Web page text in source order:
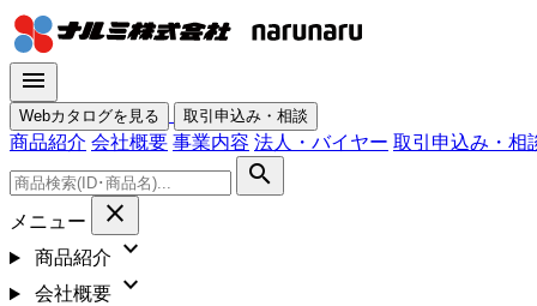
menu
Webカタログを見る 取引申込み・相談
商品紹介 会社概要 事業内容 法人・バイヤー 取引申込み・相
search
メニュー close
商品紹介 expand_more
会社概要 expand_more